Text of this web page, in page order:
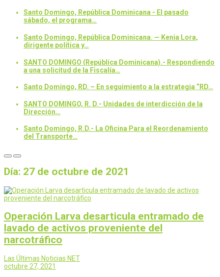
Santo Domingo, República Dominicana - El pasado
sábado, el programa…
Santo Domingo, República Dominicana. — Kenia Lora,
dirigente política y…
SANTO DOMINGO (República Dominicana).- Respondiendo
a una solicitud de la Fiscalía…
Santo Domingo, RD. – En seguimiento a la estrategia “RD…
SANTO DOMINGO, R. D.- Unidades de interdicción de la
Dirección…
Santo Domingo, R.D.- La Oficina Para el Reordenamiento
del Transporte…
Día: 27 de octubre de 2021
Operación Larva desarticula entramado de
lavado de activos proveniente del
narcotráfico
Las Últimas Noticias NET
octubre 27, 2021